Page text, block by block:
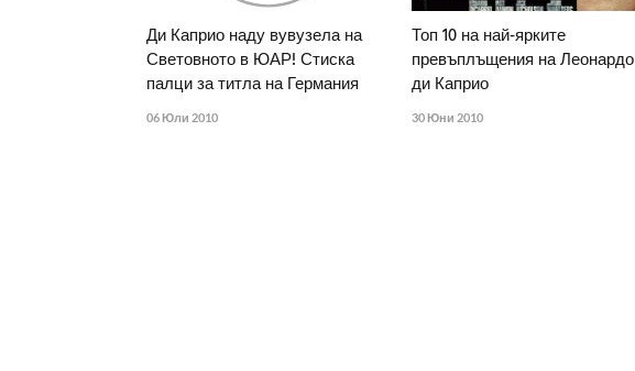
Ди Каприо наду вувузела на
Световното в ЮАР! Стиска
палци за титла на Германия
06 Юли 2010
Топ 10 на най-ярките
превъплъщения на Леонардо
ди Каприо
30 Юни 2010